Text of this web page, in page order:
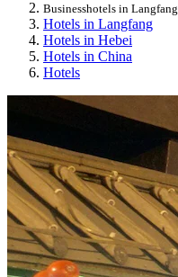
Businesshotels in Langfang
Hotels in Langfang
Hotels in Hebei
Hotels in China
Hotels